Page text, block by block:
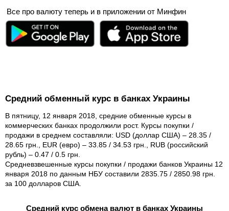
Все про валюту теперь и в приложении от Минфин
Средний обменный курс в банках Украины
В пятницу, 12 января 2018, средние обменные курсы в
коммерческих банках продолжили рост. Курсы покупки /
продажи в среднем составляли: USD (доллар США) – 28.35 /
28.65 грн., EUR (евро) – 33.85 / 34.53 грн., RUB (российский
рубль) – 0.47 / 0.5 грн.
Средневзвешенные курсы покупки / продажи банков Украины 12
января 2018 по данным НБУ составили 2835.75 / 2850.98 грн.
за 100 долларов США.
Средний курс обмена валют в банках Украины